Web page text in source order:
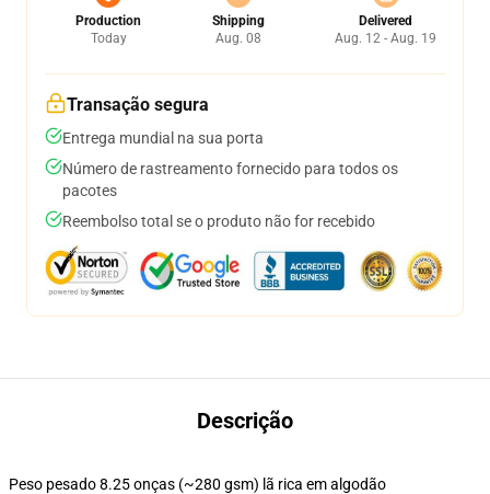
Production
Today
Shipping
Aug. 08
Delivered
Aug. 12 - Aug. 19
Transação segura
Entrega mundial na sua porta
Número de rastreamento fornecido para todos os
pacotes
Reembolso total se o produto não for recebido
Descrição
Peso pesado 8.25 onças (~280 gsm) lã rica em algodão